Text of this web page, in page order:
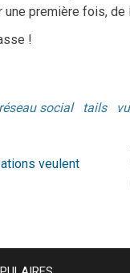
une première fois,
!
réseau social tails
veulent